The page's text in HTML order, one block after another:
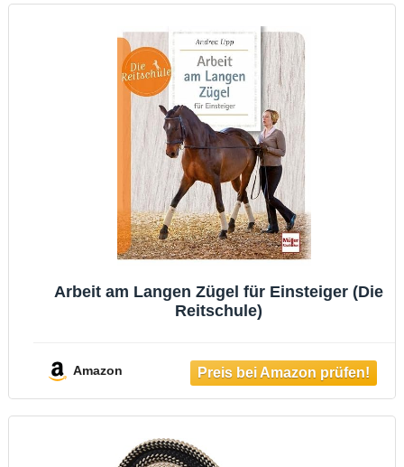
Arbeit am Langen Zügel für Einsteiger (Die
Reitschule)
Amazon